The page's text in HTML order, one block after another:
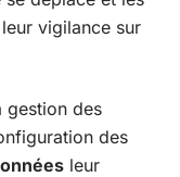
vigilance sur
gestion des
des
leur